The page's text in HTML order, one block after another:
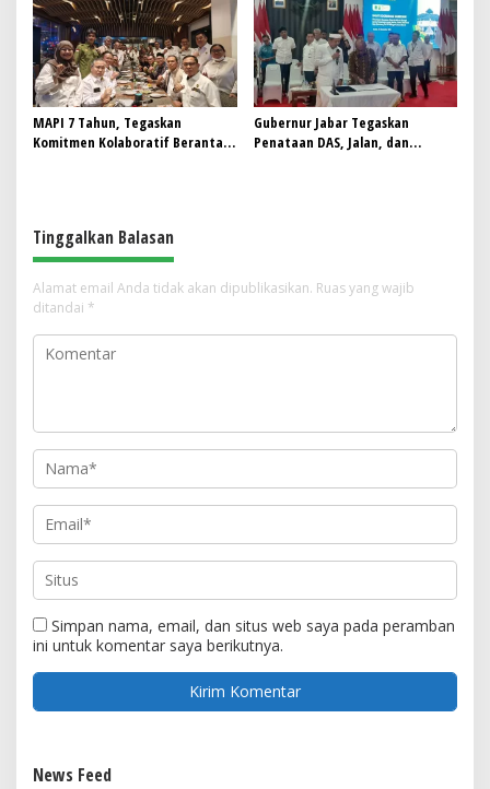
MAPI 7 Tahun, Tegaskan
Komitmen Kolaboratif Berantas
Gubernur Jabar Tegaskan
Penataan DAS, Jalan, dan
Tinggalkan Balasan
Alamat email Anda tidak akan dipublikasikan. Ruas yang wajib
ditandai *
Simpan nama, email, dan situs web saya pada peramban
ini untuk komentar saya berikutnya.
News Feed